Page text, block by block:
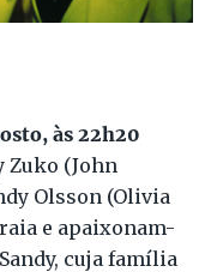
às 22h20
Zuko (John
Olsson (Olivia
e apaixonam-
cuja família